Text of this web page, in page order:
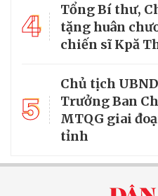
4
Tổng Bí thư,
tặng huân
chiến sĩ Kpă
5
Chủ tịch
Trưởng Ban
MTQG giai
tỉnh